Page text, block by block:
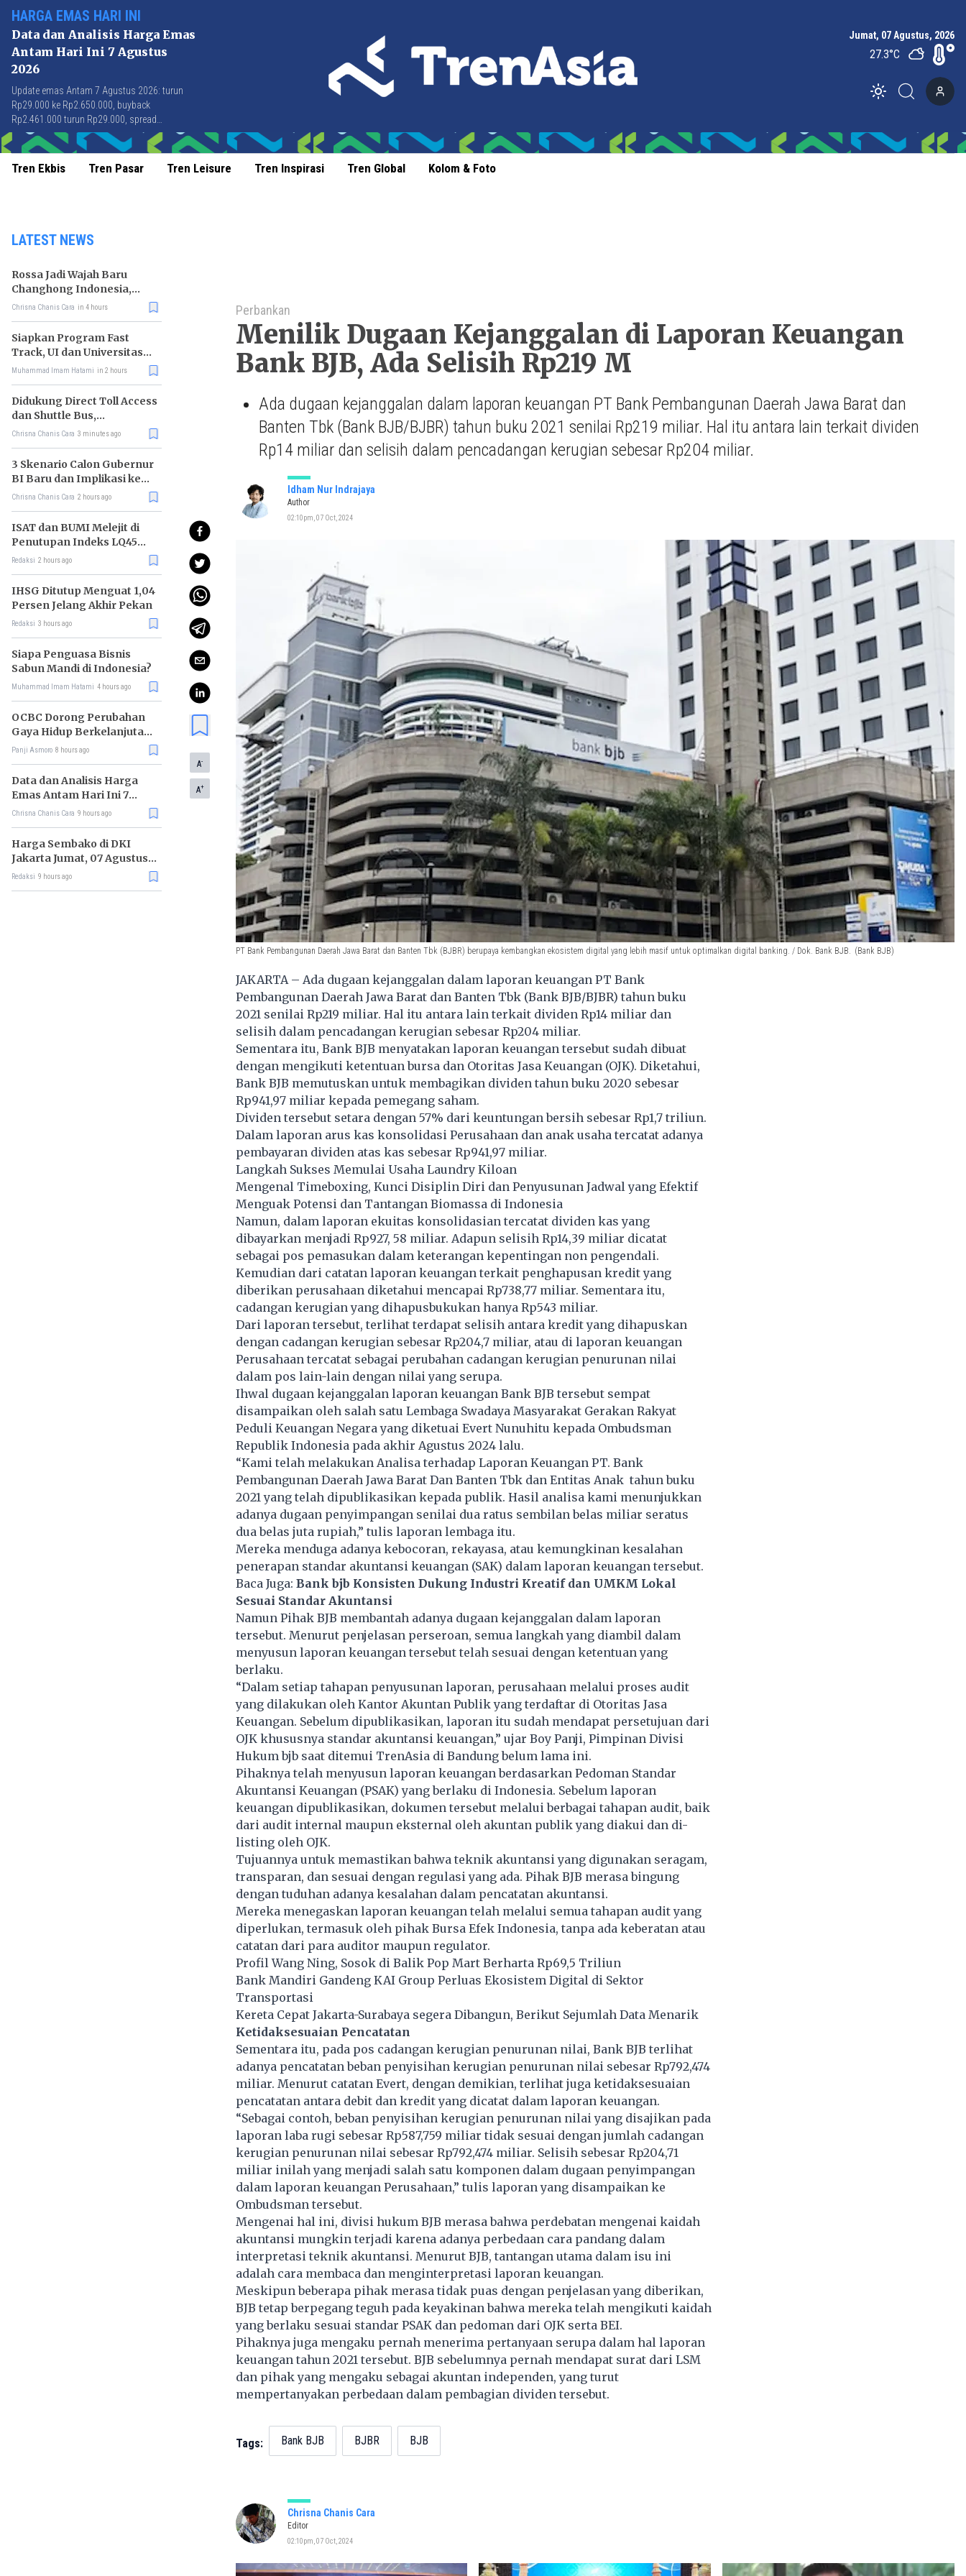
HARGA EMAS HARI INI
Data dan Analisis Harga Emas
Antam Hari Ini 7 Agustus
2026
Update emas Antam 7 Agustus 2026: turun
Rp29.000 ke Rp2.650.000, buyback
Rp2.461.000 turun Rp29.000, spread
Rp189.000 stabil di level terbaik sejak April
2026.
Jumat, 07 Agustus, 2026
27.3°C
Toggle theme
Tren Ekbis Tren Pasar Tren Leisure Tren Inspirasi Tren Global Kolom & Foto
LATEST NEWS
Rossa Jadi Wajah Baru
Changhong Indonesia,
Garansi Produk Kini
Chrisna Chanis Cara in 4 hours
Siapkan Program Fast
Track, UI dan Universitas
Agung Podomoro Jalin
Muhammad Imam Hatami in 2 hours
Didukung Direct Toll Access
dan Shuttle Bus,
Paramount Petals Kian
Chrisna Chanis Cara 3 minutes ago
3 Skenario Calon Gubernur
BI Baru dan Implikasi ke
Pasar
Chrisna Chanis Cara 2 hours ago
ISAT dan BUMI Melejit di
Penutupan Indeks LQ45
Hari Ini
Redaksi 2 hours ago
IHSG Ditutup Menguat 1,04
Persen Jelang Akhir Pekan
Redaksi 3 hours ago
Siapa Penguasa Bisnis
Sabun Mandi di Indonesia?
Muhammad Imam Hatami 4 hours ago
OCBC Dorong Perubahan
Gaya Hidup Berkelanjutan
melalui Program RISE
Panji Asmoro 8 hours ago
Data dan Analisis Harga
Emas Antam Hari Ini 7
Agustus 2026
Chrisna Chanis Cara 9 hours ago
Harga Sembako di DKI
Jakarta Jumat, 07 Agustus
2026, Daging Sapi Naik, Gas
Redaksi 9 hours ago
A-
A+
Perbankan
Menilik Dugaan Kejanggalan di Laporan Keuangan
Bank BJB, Ada Selisih Rp219 M
Ada dugaan kejanggalan dalam laporan keuangan PT Bank Pembangunan Daerah Jawa Barat dan
Banten Tbk (Bank BJB/BJBR) tahun buku 2021 senilai Rp219 miliar. Hal itu antara lain terkait dividen
Rp14 miliar dan selisih dalam pencadangan kerugian sebesar Rp204 miliar.
Idham Nur Indrajaya
Author
02:10pm, 07 Oct, 2024
PT Bank Pembangunan Daerah Jawa Barat dan Banten Tbk (BJBR) berupaya kembangkan ekosistem digital yang lebih masif untuk optimalkan digital banking. / Dok. Bank BJB. (Bank BJB)
JAKARTA – Ada dugaan kejanggalan dalam laporan keuangan PT Bank
Pembangunan Daerah Jawa Barat dan Banten Tbk (Bank BJB/BJBR) tahun buku
2021 senilai Rp219 miliar. Hal itu antara lain terkait dividen Rp14 miliar dan
selisih dalam pencadangan kerugian sebesar Rp204 miliar.
Sementara itu, Bank BJB menyatakan laporan keuangan tersebut sudah dibuat
dengan mengikuti ketentuan bursa dan Otoritas Jasa Keuangan (OJK). Diketahui,
Bank BJB memutuskan untuk membagikan dividen tahun buku 2020 sebesar
Rp941,97 miliar kepada pemegang saham.
Dividen tersebut setara dengan 57% dari keuntungan bersih sebesar Rp1,7 triliun.
Dalam laporan arus kas konsolidasi Perusahaan dan anak usaha tercatat adanya
pembayaran dividen atas kas sebesar Rp941,97 miliar.
Langkah Sukses Memulai Usaha Laundry Kiloan
Mengenal Timeboxing, Kunci Disiplin Diri dan Penyusunan Jadwal yang Efektif
Menguak Potensi dan Tantangan Biomassa di Indonesia
Namun, dalam laporan ekuitas konsolidasian tercatat dividen kas yang
dibayarkan menjadi Rp927, 58 miliar. Adapun selisih Rp14,39 miliar dicatat
sebagai pos pemasukan dalam keterangan kepentingan non pengendali.
Kemudian dari catatan laporan keuangan terkait penghapusan kredit yang
diberikan perusahaan diketahui mencapai Rp738,77 miliar. Sementara itu,
cadangan kerugian yang dihapusbukukan hanya Rp543 miliar.
Dari laporan tersebut, terlihat terdapat selisih antara kredit yang dihapuskan
dengan cadangan kerugian sebesar Rp204,7 miliar, atau di laporan keuangan
Perusahaan tercatat sebagai perubahan cadangan kerugian penurunan nilai
dalam pos lain-lain dengan nilai yang serupa.
Ihwal dugaan kejanggalan laporan keuangan Bank BJB tersebut sempat
disampaikan oleh salah satu Lembaga Swadaya Masyarakat Gerakan Rakyat
Peduli Keuangan Negara yang diketuai Evert Nunuhitu kepada Ombudsman
Republik Indonesia pada akhir Agustus 2024 lalu.
“Kami telah melakukan Analisa terhadap Laporan Keuangan PT. Bank
Pembangunan Daerah Jawa Barat Dan Banten Tbk dan Entitas Anak tahun buku
2021 yang telah dipublikasikan kepada publik. Hasil analisa kami menunjukkan
adanya dugaan penyimpangan senilai dua ratus sembilan belas miliar seratus
dua belas juta rupiah,” tulis laporan lembaga itu.
Mereka menduga adanya kebocoran, rekayasa, atau kemungkinan kesalahan
penerapan standar akuntansi keuangan (SAK) dalam laporan keuangan tersebut.
Baca Juga: Bank bjb Konsisten Dukung Industri Kreatif dan UMKM Lokal
Sesuai Standar Akuntansi
Namun Pihak BJB membantah adanya dugaan kejanggalan dalam laporan
tersebut. Menurut penjelasan perseroan, semua langkah yang diambil dalam
menyusun laporan keuangan tersebut telah sesuai dengan ketentuan yang
berlaku.
“Dalam setiap tahapan penyusunan laporan, perusahaan melalui proses audit
yang dilakukan oleh Kantor Akuntan Publik yang terdaftar di Otoritas Jasa
Keuangan. Sebelum dipublikasikan, laporan itu sudah mendapat persetujuan dari
OJK khususnya standar akuntansi keuangan,” ujar Boy Panji, Pimpinan Divisi
Hukum bjb saat ditemui TrenAsia di Bandung belum lama ini.
Pihaknya telah menyusun laporan keuangan berdasarkan Pedoman Standar
Akuntansi Keuangan (PSAK) yang berlaku di Indonesia. Sebelum laporan
keuangan dipublikasikan, dokumen tersebut melalui berbagai tahapan audit, baik
dari audit internal maupun eksternal oleh akuntan publik yang diakui dan di-
listing oleh OJK.
Tujuannya untuk memastikan bahwa teknik akuntansi yang digunakan seragam,
transparan, dan sesuai dengan regulasi yang ada. Pihak BJB merasa bingung
dengan tuduhan adanya kesalahan dalam pencatatan akuntansi.
Mereka menegaskan laporan keuangan telah melalui semua tahapan audit yang
diperlukan, termasuk oleh pihak Bursa Efek Indonesia, tanpa ada keberatan atau
catatan dari para auditor maupun regulator.
Profil Wang Ning, Sosok di Balik Pop Mart Berharta Rp69,5 Triliun
Bank Mandiri Gandeng KAI Group Perluas Ekosistem Digital di Sektor
Transportasi
Kereta Cepat Jakarta-Surabaya segera Dibangun, Berikut Sejumlah Data Menarik
Ketidaksesuaian Pencatatan
Sementara itu, pada pos cadangan kerugian penurunan nilai, Bank BJB terlihat
adanya pencatatan beban penyisihan kerugian penurunan nilai sebesar Rp792,474
miliar. Menurut catatan Evert, dengan demikian, terlihat juga ketidaksesuaian
pencatatan antara debit dan kredit yang dicatat dalam laporan keuangan.
“Sebagai contoh, beban penyisihan kerugian penurunan nilai yang disajikan pada
laporan laba rugi sebesar Rp587,759 miliar tidak sesuai dengan jumlah cadangan
kerugian penurunan nilai sebesar Rp792,474 miliar. Selisih sebesar Rp204,71
miliar inilah yang menjadi salah satu komponen dalam dugaan penyimpangan
dalam laporan keuangan Perusahaan,” tulis laporan yang disampaikan ke
Ombudsman tersebut.
Mengenai hal ini, divisi hukum BJB merasa bahwa perdebatan mengenai kaidah
akuntansi mungkin terjadi karena adanya perbedaan cara pandang dalam
interpretasi teknik akuntansi. Menurut BJB, tantangan utama dalam isu ini
adalah cara membaca dan menginterpretasi laporan keuangan.
Meskipun beberapa pihak merasa tidak puas dengan penjelasan yang diberikan,
BJB tetap berpegang teguh pada keyakinan bahwa mereka telah mengikuti kaidah
yang berlaku sesuai standar PSAK dan pedoman dari OJK serta BEI.
Pihaknya juga mengaku pernah menerima pertanyaan serupa dalam hal laporan
keuangan tahun 2021 tersebut. BJB sebelumnya pernah mendapat surat dari LSM
dan pihak yang mengaku sebagai akuntan independen, yang turut
mempertanyakan perbedaan dalam pembagian dividen tersebut.
Tags: Bank BJB BJBR BJB
Chrisna Chanis Cara
Editor
02:10pm, 07 Oct, 2024